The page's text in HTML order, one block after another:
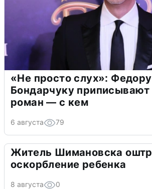
«Не просто слух»: Федору
Бондарчуку
роман — с кем
6 августа 79
Житель Шимановска
оскорбление ребенка
8 августа 0